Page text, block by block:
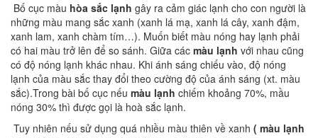
Bố cục màu hòa sắc lạnh gây ra cảm giác lạnh cho con người là
những màu mang sắc xanh (xanh lá mạ, xanh lá cây, xanh đậm,
xanh lam, xanh chàm tím…). Muốn biết màu nóng hay lạnh phải
có hai màu trở lên để so sánh. Giữa các màu lạnh với nhau cũng
có độ nóng lạnh khác nhau. Khi ánh sáng chiếu vào, độ nóng
lạnh của màu sắc thay đổi theo cường độ của ánh sáng (xt. màu
sắc).Trong bài bố cục nếu màu lạnh chiếm khoảng 70%, mầu
nóng 30% thì được gọi là hoà sắc lạnh.
Tuy nhiên nếu sử dụng quá nhiều màu thiên về xanh ( màu lạnh